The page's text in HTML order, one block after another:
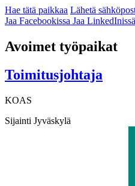
Hae tätä paikkaa Lähetä
Jaa Facebookissa Jaa LinkedInissä
Avoimet työpaikat
Toimitusjohtaja
KOAS
Sijainti Jyväskylä